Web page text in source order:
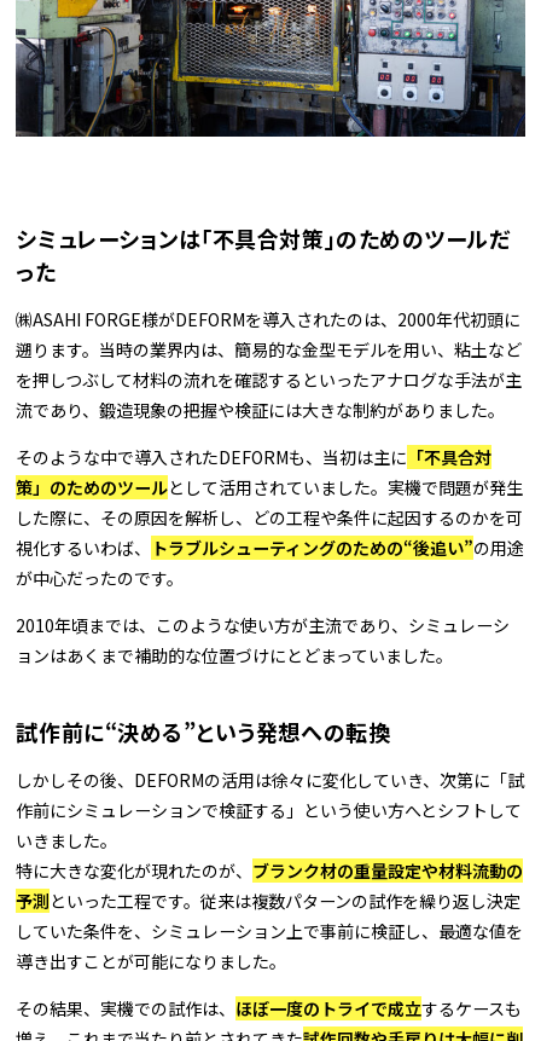
シミュレーションは「不具合対策」のためのツールだ
った
㈱ASAHI FORGE様がDEFORMを導入されたのは、2000年代初頭に
遡ります。当時の業界内は、簡易的な金型モデルを用い、粘土など
を押しつぶして材料の流れを確認するといったアナログな手法が主
流であり、鍛造現象の把握や検証には大きな制約がありました。
そのような中で導入されたDEFORMも、当初は主に 「不具合対
策」のためのツールとして活用されていました。実機で問題が発生
した際に、その原因を解析し、どの工程や条件に起因するのかを可
視化する――いわば、
トラブルシューティングのための“後追い”の用途
が中心だったのです。
2010年頃までは、このような使い方が主流であり、シミュレーシ
ョンはあくまで補助的な位置づけにとどまっていました。
試作前に“決める”という発想への転換
しかしその後、DEFORMの活用は徐々に変化していき、次第に「試
作前にシミュレーションで検証する」という使い方へとシフトして
いきました。
特に大きな変化が現れたのが、 ブランク材の重量設定や材料流動の
予測といった工程です。従来は複数パターンの試作を繰り返し決定
していた条件を、シミュレーション上で事前に検証し、最適な値を
導き出すことが可能になりました。
その結果、実機での試作は、 ほぼ一度のトライで成立するケースも